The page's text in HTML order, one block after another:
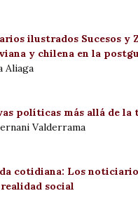
ilustrados Sucesos y
y chilena en la
Aliaga
políticas más allá de la
Valderrama
cotidiana: Los
social